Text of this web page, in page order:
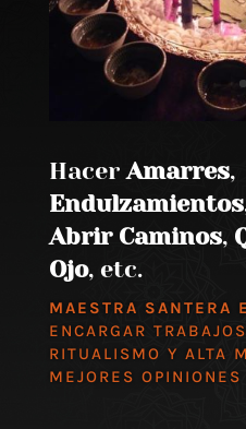
Hacer Amarres,
Endulzamientos
Abrir Caminos,
Ojo, etc.
MAESTRA SANTERA
ENCARGAR
RITUALISMO Y ALTA
MEJORES OPINIONES